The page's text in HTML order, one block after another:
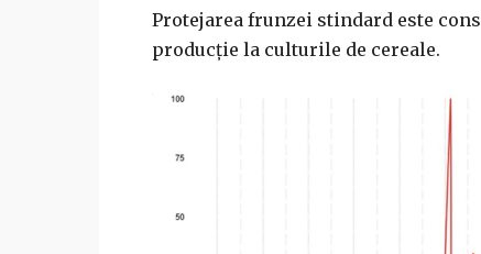
Protejarea frunzei stindard este
producție la culturile de cereale.